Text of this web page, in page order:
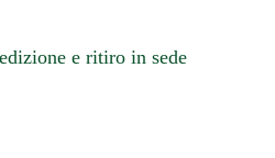
e ritiro in sede